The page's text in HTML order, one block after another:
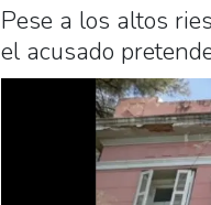
Pese a los altos
el acusado